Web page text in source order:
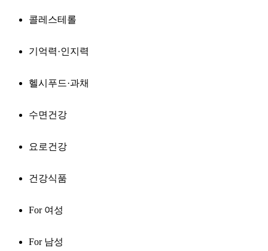
콜레스테롤
기억력·인지력
헬시푸드·과채
수면건강
요로건강
건강식품
For 여성
For 남성